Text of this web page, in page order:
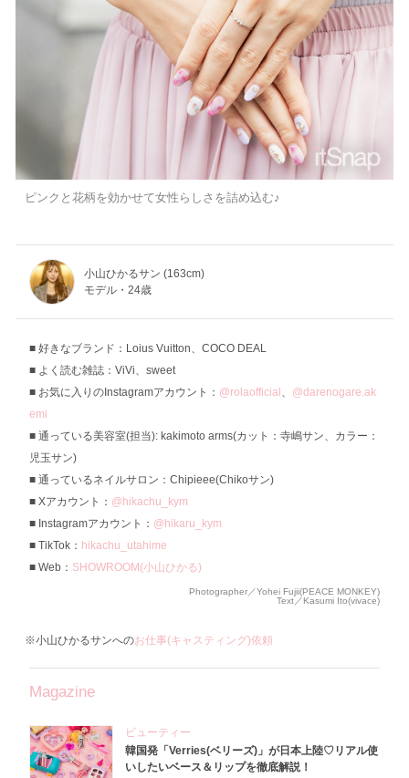
ピンクと花柄を効かせて女性らしさを詰め込む♪
小山ひかるサン (163cm)
モデル・24歳
好きなブランド：Loius Vuitton、COCO DEAL
よく読む雑誌：ViVi、sweet
お気に入りのInstagramアカウント： @rolaofficial 、 @darenogare.ak
emi
通っている美容室(担当): kakimoto arms(カット：寺嶋サン、カラー：
児玉サン)
通っているネイルサロン：Chipieee(Chikoサン)
Xアカウント： @hikachu_kym
Instagramアカウント： @hikaru_kym
TikTok： hikachu_utahime
Web： SHOWROOM(小山ひかる)
Photographer／Yohei Fujii(PEACE MONKEY)
Text／Kasumi Ito(vivace)
※小山ひかるサンへのお仕事(キャスティング)依頼
Magazine
ビューティー
韓国発「Verries(ベリーズ)」が日本上陸♡リアル使
いしたいベース＆リップを徹底解説！